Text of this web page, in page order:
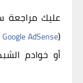
عليك مراجعة
Google AdSense)
أو خوادم